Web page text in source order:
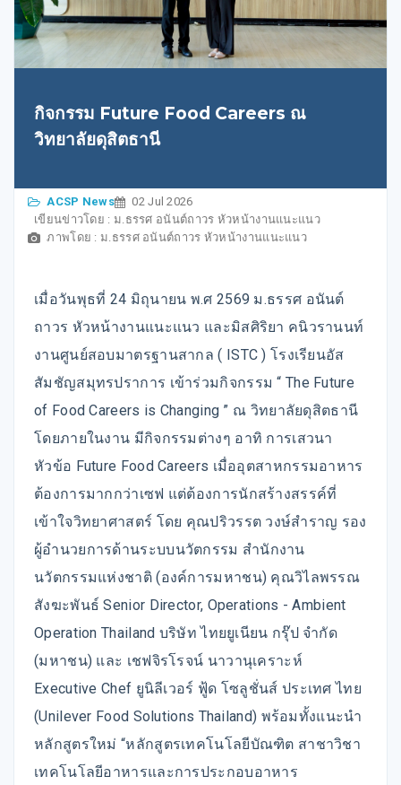
กิจกรรม Future Food Careers ณ
วิทยาลัยดุสิตธานี
ACSP News
02 Jul 2026
เขียนข่าวโดย : ม.ธรรศ อนันต์ถาวร หัวหน้างานแนะแนว
ภาพโดย : ม.ธรรศ อนันต์ถาวร หัวหน้างานแนะแนว
เมื่อวันพุธที่ 24 มิถุนายน พ.ศ 2569 ม.ธรรศ อนันต์
ถาวร หัวหน้างานแนะแนว และมิสศิริยา คนิวรานนท์
งานศูนย์สอบมาตรฐานสากล ( ISTC ) โรงเรียนอัส
สัมชัญสมุทรปราการ เข้าร่วมกิจกรรม “ The Future
of Food Careers is Changing ” ณ วิทยาลัยดุสิตธานี
โดยภายในงาน มีกิจกรรมต่างๆ อาทิ การเสวนา
หัวข้อ Future Food Careers เมื่ออุตสาหกรรมอาหาร
ต้องการมากกว่าเซฟ แต่ต้องการนักสร้างสรรค์ที่
เข้าใจวิทยาศาสตร์ โดย คุณปริวรรต วงษ์สำราญ รอง
ผู้อำนวยการด้านระบบนวัตกรรม สำนักงาน
นวัตกรรมแห่งชาติ (องค์การมหาชน) คุณวิไลพรรณ
สังฆะพันธ์ Senior Director, Operations - Ambient
Operation Thailand บริษัท ไทยยูเนียน กรุ๊ป จำกัด
(มหาชน) และ เชฟจิรโรจน์ นาวานุเคราะห์
Executive Chef ยูนิลีเวอร์ ฟู้ด โซลูชั่นส์ ประเทศ ไทย
(Unilever Food Solutions Thailand) พร้อมทั้งแนะนำ
หลักสูตรใหม่ “หลักสูตรเทคโนโลยีบัณฑิต สาชาวิชา
เทคโนโลยีอาหารและการประกอบอาหาร